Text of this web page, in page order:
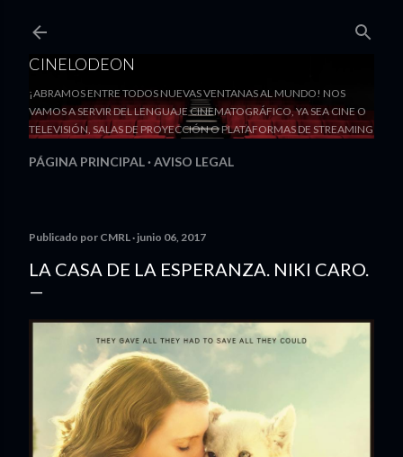
CINELODEON
¡ABRAMOS ENTRE TODOS NUEVAS VENTANAS AL MUNDO! NOS
VAMOS A SERVIR DEL LENGUAJE CINEMATOGRÁFICO, YA SEA CINE O
TELEVISIÓN, SALAS DE PROYECCIÓN O PLATAFORMAS DE STREAMING
PÁGINA PRINCIPAL AVISO LEGAL
Publicado por CMRL junio 06, 2017
LA CASA DE LA ESPERANZA. NIKI CARO.